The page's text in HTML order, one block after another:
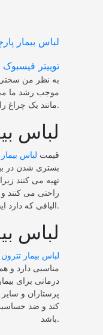
توییتر فیسبوک
به نظر من سختی
موجب رشد ما می
مانند یک چراغ راه در این مسیر به موفقیت های چشم گیری دست یابم.
لباس
قیمت لباس
بستری شدن در
تهیه می کنند
راحتی می کنند
الیافی که دارد ایجاد بوی بد در بدن نمی کند و افراد حس بهتری در چند وقتی که در بیمارستان بستری هستند دارند.
لباس
لباس بیمار تترون
مناسبی دارد و
درمانی برای
پرستاران و
کند و ضد
باشد.